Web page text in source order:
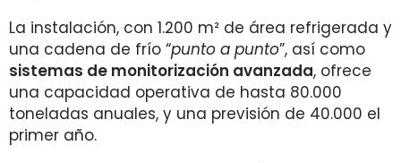
La instalación, con 1.200 m² de área refrigerada y
una cadena de frío “punto a punto”, así como
sistemas de monitorización avanzada, ofrece
una capacidad operativa de hasta 80.000
toneladas anuales, y una previsión de 40.000 el
primer año.